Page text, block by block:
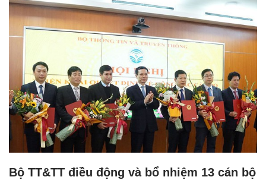
Bộ TT&TT điều động và bổ nhiệm 13 cán bộ